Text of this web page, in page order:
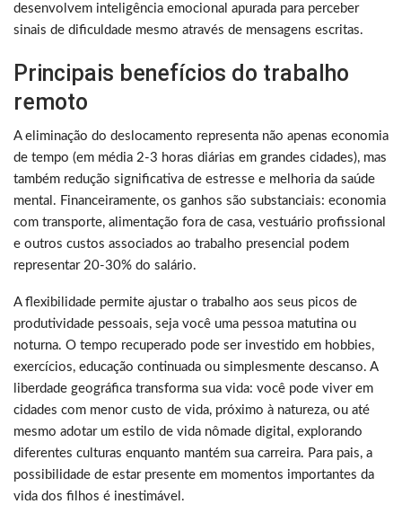
desenvolvem inteligência emocional apurada para perceber
sinais de dificuldade mesmo através de mensagens escritas.
Principais benefícios do trabalho
remoto
A eliminação do deslocamento representa não apenas economia
de tempo (em média 2-3 horas diárias em grandes cidades), mas
também redução significativa de estresse e melhoria da saúde
mental. Financeiramente, os ganhos são substanciais: economia
com transporte, alimentação fora de casa, vestuário profissional
e outros custos associados ao trabalho presencial podem
representar 20-30% do salário.
A flexibilidade permite ajustar o trabalho aos seus picos de
produtividade pessoais, seja você uma pessoa matutina ou
noturna. O tempo recuperado pode ser investido em hobbies,
exercícios, educação continuada ou simplesmente descanso. A
liberdade geográfica transforma sua vida: você pode viver em
cidades com menor custo de vida, próximo à natureza, ou até
mesmo adotar um estilo de vida nômade digital, explorando
diferentes culturas enquanto mantém sua carreira. Para pais, a
possibilidade de estar presente em momentos importantes da
vida dos filhos é inestimável.